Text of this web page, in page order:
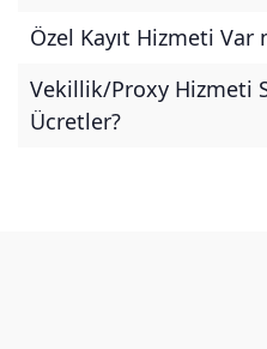
Özel Kayıt Hizmeti Var
Vekillik/Proxy Hizmeti
Ücretler?